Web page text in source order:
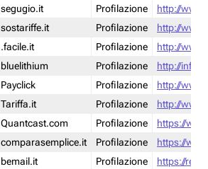
segugio.it Profilazione
http://
sostariffe.it Profilazione
http://
.facile.it Profilazione
http://
bluelithium Profilazione
http://
Payclick Profilazione
http://
Tariffa.it Profilazione
http://
Quantcast.com Profilazione
https://
comparasemplice.it Profilazione
https://
bemail.it Profilazione
https://